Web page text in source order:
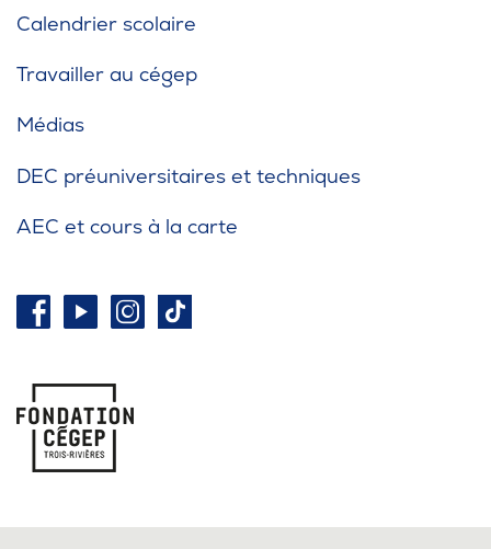
Calendrier scolaire
Travailler au cégep
Médias
DEC préuniversitaires et techniques
AEC et cours à la carte